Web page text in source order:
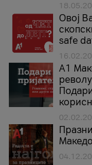
Овој
safe
А1